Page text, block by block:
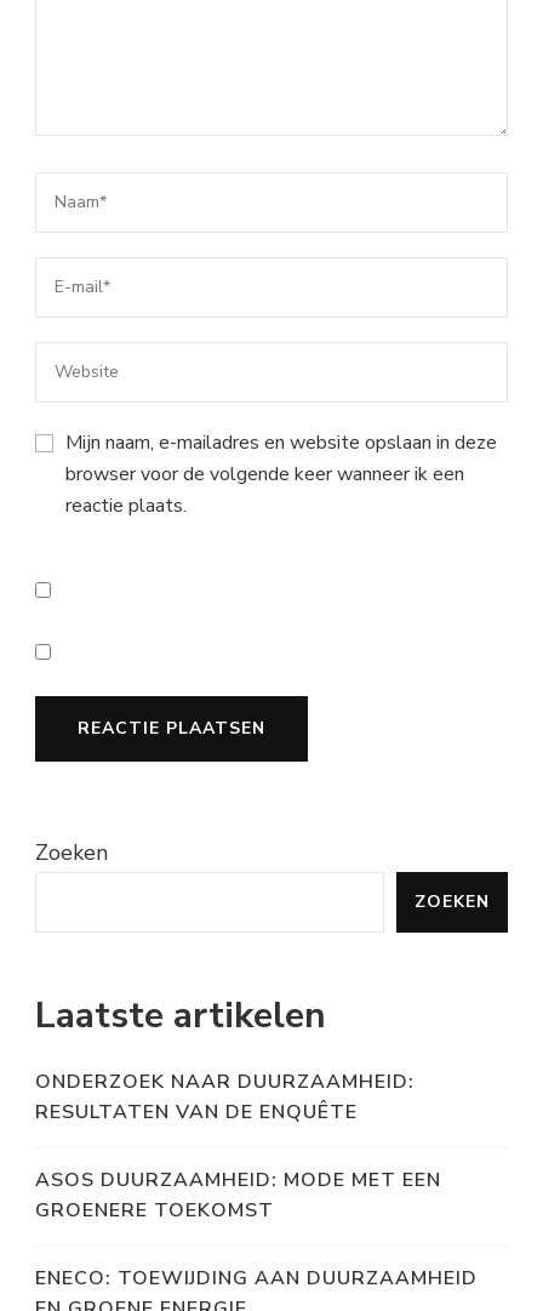
Mijn naam, e-mailadres en website opslaan in deze
browser voor de volgende keer wanneer ik een
reactie plaats.
Zoeken
ZOEKEN
Laatste artikelen
ONDERZOEK NAAR DUURZAAMHEID:
RESULTATEN VAN DE ENQUÊTE
ASOS DUURZAAMHEID: MODE MET EEN
GROENERE TOEKOMST
ENECO: TOEWIJDING AAN DUURZAAMHEID